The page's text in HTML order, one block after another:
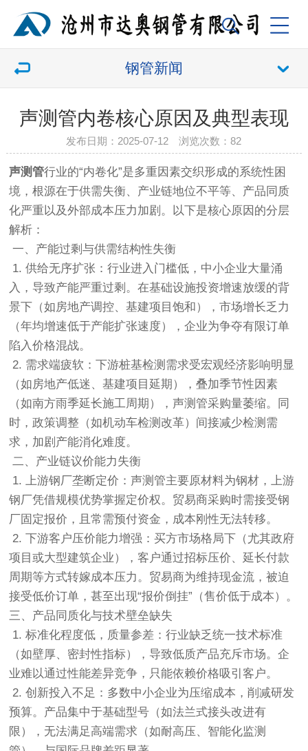
钢管新闻
声测管内卷核心原因及典型表现
发布日期：2025-07-12 浏览次数：82
声测管行业的“内卷化”是多重因素交织形成的系统性困
境，根源在于供需失衡、产业链地位不平等、产品同质
化严重以及外部成本压力加剧。以下是核心原因的分层
解析：
️ 一、产能过剩与供需结构性失衡
1. 供给无序扩张：行业进入门槛低，中小企业大量涌
入，导致产能严重过剩。在基础设施投资增速放缓的背
景下（如房地产调控、基建项目饱和），市场增长乏力
（年均增速低于产能扩张速度），企业为争夺有限订单
陷入价格混战。
2. 需求端疲软：下游桩基检测需求受宏观经济影响明显
（如房地产低迷、基建项目延期），叠加季节性因素
（如南方雨季延长施工周期），声测管采购量萎缩。同
时，政策调整（如机动车检测改革）间接减少检测需
求，加剧产能消化难度。
️ 二、产业链议价能力失衡
1. 上游钢厂垄断定价：声测管主要原材料为钢材，上游
钢厂凭借规模优势掌握定价权。贸易商采购时需接受钢
厂固定报价，且常需预付资金，成本刚性无法转移。
2. 下游客户压价能力增强：买方市场格局下（尤其政府
项目或大型建筑企业），客户通过招标压价、延长付款
周期等方式转嫁成本压力。贸易商为维持现金流，被迫
接受低价订单，甚至出现“报价倒挂”（售价低于成本）。
三、产品同质化与技术壁垒缺失
1. 标准化程度低，质量参差：行业缺乏统一技术标准
（如壁厚、密封性指标），导致低质产品充斥市场。企
业难以通过性能差异竞争，只能依赖价格吸引客户。
2. 创新投入不足：多数中小企业为压缩成本，削减研发
预算。产品集中于基础型号（如法兰式接头改进有
限），无法满足高端需求（如耐高压、智能化监测